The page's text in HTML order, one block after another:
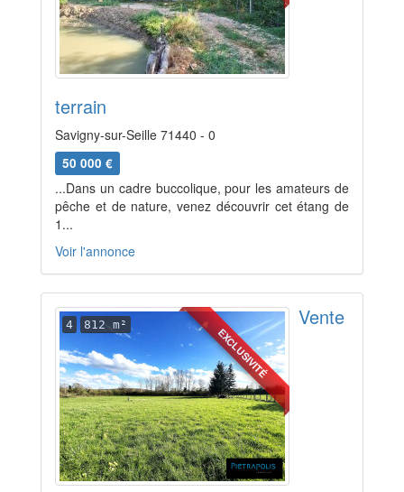
terrain
Savigny-sur-Seille 71440 - 0
50 000 €
...Dans un cadre buccolique, pour les amateurs de
pêche et de nature, venez découvrir cet étang de
1...
Voir l'annonce
EXCLUSIVITÉ
4 812 m² Vente